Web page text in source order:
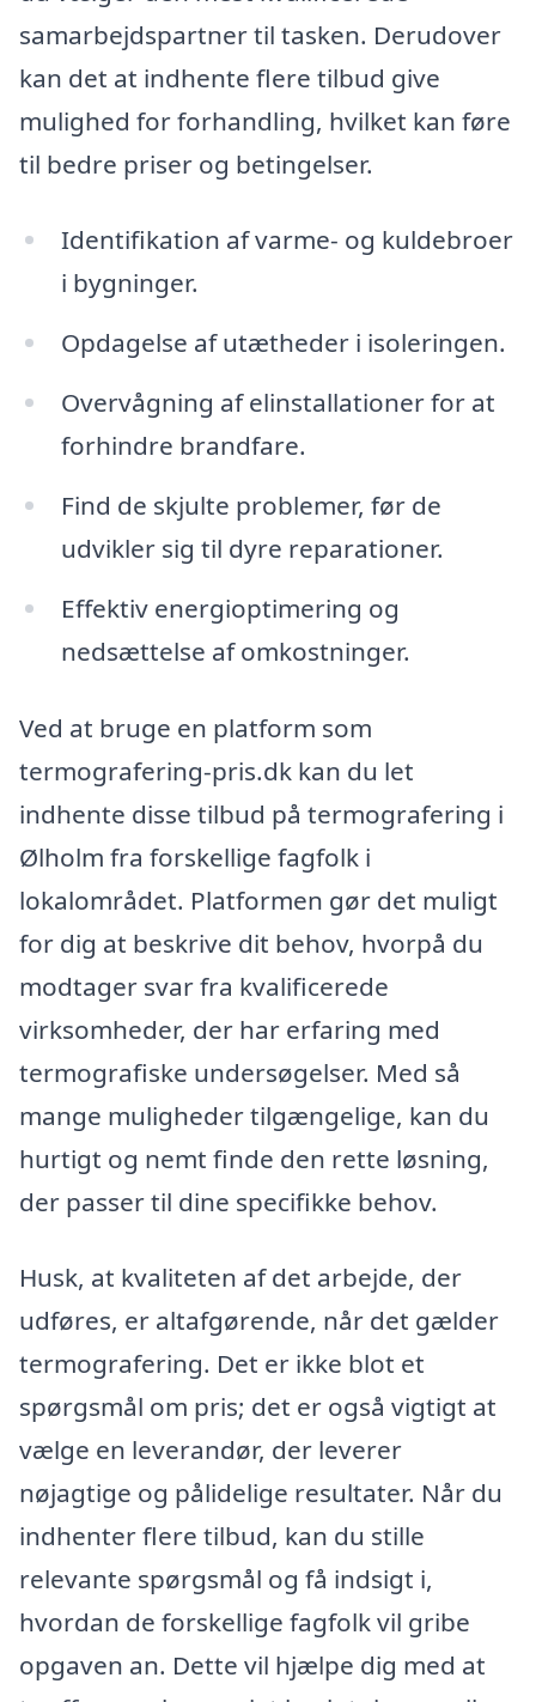
samarbejdspartner til tasken. Derudover
kan det at indhente flere tilbud give
mulighed for forhandling, hvilket kan føre
til bedre priser og betingelser.
Identifikation af varme- og kuldebroer
i bygninger.
Opdagelse af utætheder i isoleringen.
Overvågning af elinstallationer for at
forhindre brandfare.
Find de skjulte problemer, før de
udvikler sig til dyre reparationer.
Effektiv energioptimering og
nedsættelse af omkostninger.
Ved at bruge en platform som
termografering-pris.dk kan du let
indhente disse tilbud på termografering i
Ølholm fra forskellige fagfolk i
lokalområdet. Platformen gør det muligt
for dig at beskrive dit behov, hvorpå du
modtager svar fra kvalificerede
virksomheder, der har erfaring med
termografiske undersøgelser. Med så
mange muligheder tilgængelige, kan du
hurtigt og nemt finde den rette løsning,
der passer til dine specifikke behov.
Husk, at kvaliteten af det arbejde, der
udføres, er altafgørende, når det gælder
termografering. Det er ikke blot et
spørgsmål om pris; det er også vigtigt at
vælge en leverandør, der leverer
nøjagtige og pålidelige resultater. Når du
indhenter flere tilbud, kan du stille
relevante spørgsmål og få indsigt i,
hvordan de forskellige fagfolk vil gribe
opgaven an. Dette vil hjælpe dig med at